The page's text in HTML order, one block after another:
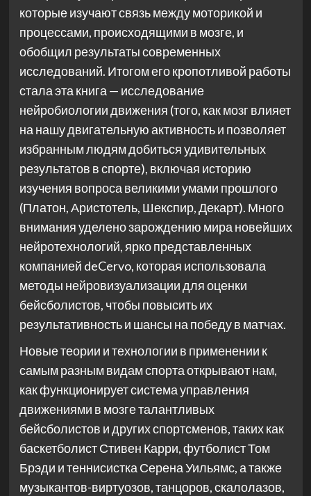
которые изучают связь между моторикой и
процессами, происходящими в мозге, и
обобщил результаты современных
исследований. Итогом его кропотливой работы
стала эта книга — исследование
нейробиологии движения (того, как мозг влияет
на нашу двигательную активность и позволяет
избранным людям добиться удивительных
результатов в спорте), включая историю
изучения вопроса великими умами прошлого
(Платон, Аристотель, Шекспир, Декарт). Много
внимания уделено зарождению мира новейших
нейротехнологий, ярко представленных
компанией deCervo, которая использовала
методы нейровизуализации для оценки
бейсболистов, чтобы повысить их
результативность и шансы на победу в матчах.
Новые теории и технологии в применении к
самым разным видам спорта открывают нам,
как функционирует система управления
движениями в мозге талантливых
бейсболистов и других спортсменов, таких как
баскетболист Стивен Карри, футболист Том
Брэди и теннисистка Серена Уильямс, а также
музыкантов-виртуозов, танцоров, скалолазов,